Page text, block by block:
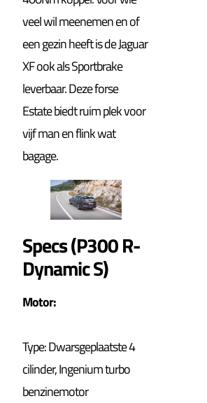
veel wil meenemen en of
een gezin heeft is de Jaguar
XF ook als Sportbrake
leverbaar. Deze forse
Estate biedt ruim plek voor
vijf man en flink wat
bagage.
Specs (P300 R-
Dynamic S)
Motor:
Type: Dwarsgeplaatste 4
cilinder, Ingenium turbo
benzinemotor